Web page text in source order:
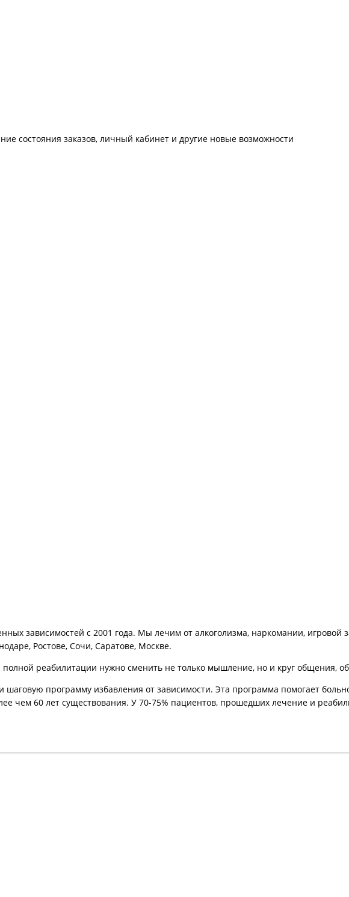
состояния заказов, личный кабинет и другие новые возможности
зависимостей с 2001 года. Мы лечим от алкоголизма, наркомании,
Ростове, Сочи, Саратове, Москве.
реабилитации нужно сменить не только мышление, но и круг общения,
программу избавления от зависимости. Эта программа помогает
чем 60 лет существования. У 70-75% пациентов, прошедших лечение и